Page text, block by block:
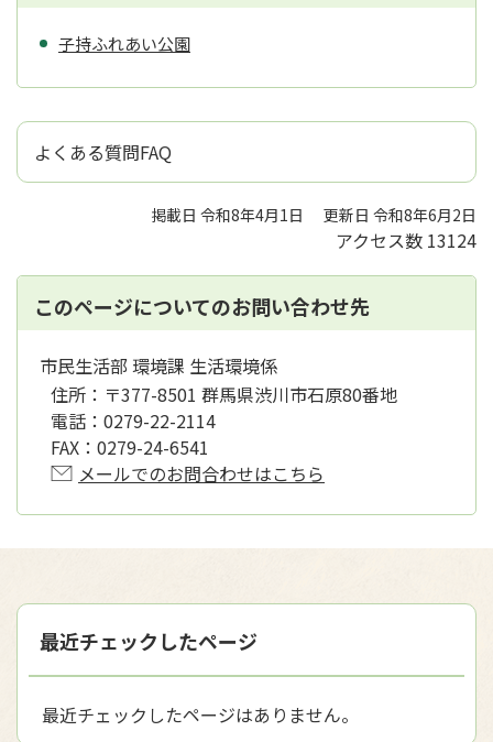
子持ふれあい公園
よくある質問FAQ
掲載日 令和8年4月1日 更新日 令和8年6月2日
アクセス数 13124
このページについてのお問い合わせ先
市民生活部 環境課 生活環境係
住所： 〒377-8501 群馬県渋川市石原80番地
電話： 0279-22-2114
FAX： 0279-24-6541
メールでのお問合わせはこちら
最近チェックしたページ
最近チェックしたページはありません。